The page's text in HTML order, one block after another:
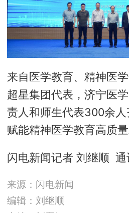
来自医学教育、精神医
超星集团代表，济宁医
责人和师生代表300余
赋能精神医学教育高质量
闪电新闻记者 刘继顺
来源：闪电新闻
编辑：刘继顺